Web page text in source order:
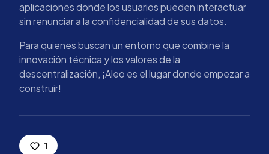
aplicaciones donde los usuarios pueden interactuar
sin renunciar a la confidencialidad de sus datos.
Para quienes buscan un entorno que combine la
innovación técnica y los valores de la
descentralización, ¡Aleo es el lugar donde empezar a
construir!
1